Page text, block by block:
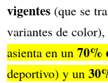
vigentes (que se
variantes de color),
asienta en un 70%
deportivo) y un